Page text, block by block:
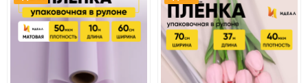
Единица измерения шт